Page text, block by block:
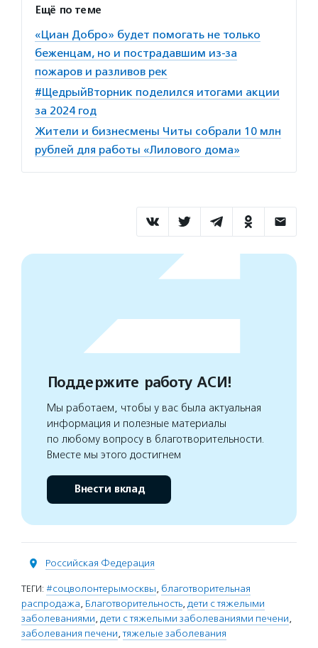
Ещё по теме
«Циан Добро» будет помогать не только
беженцам, но и пострадавшим из-за
пожаров и разливов рек
#ЩедрыйВторник поделился итогами акции
за 2024 год
Жители и бизнесмены Читы собрали 10 млн
рублей для работы «Лилового дома»
Поддержите работу АСИ!
Мы работаем, чтобы у вас была актуальная
информация и полезные материалы
по любому вопросу в благотворительности.
Вместе мы этого достигнем
Внести вклад
Российская Федерация
ТЕГИ: #соцволонтерымосквы, благотворительная
распродажа, Благотворительность, дети с тяжелыми
заболеваниями, дети с тяжелыми заболеваниями печени,
заболевания печени,тяжелые заболевания